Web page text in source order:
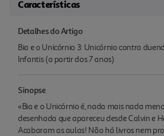
Características
Detalhes do Artigo
Bia e o Unicórnio 3: Unicórnio contra
Infantis (a partir dos 7 anos)
Sinopse
«Bia e o Unicórnio é, nada mais nada
desenhada que apareceu desde Calvin e
Acabaram as aulas! Não há livros nem